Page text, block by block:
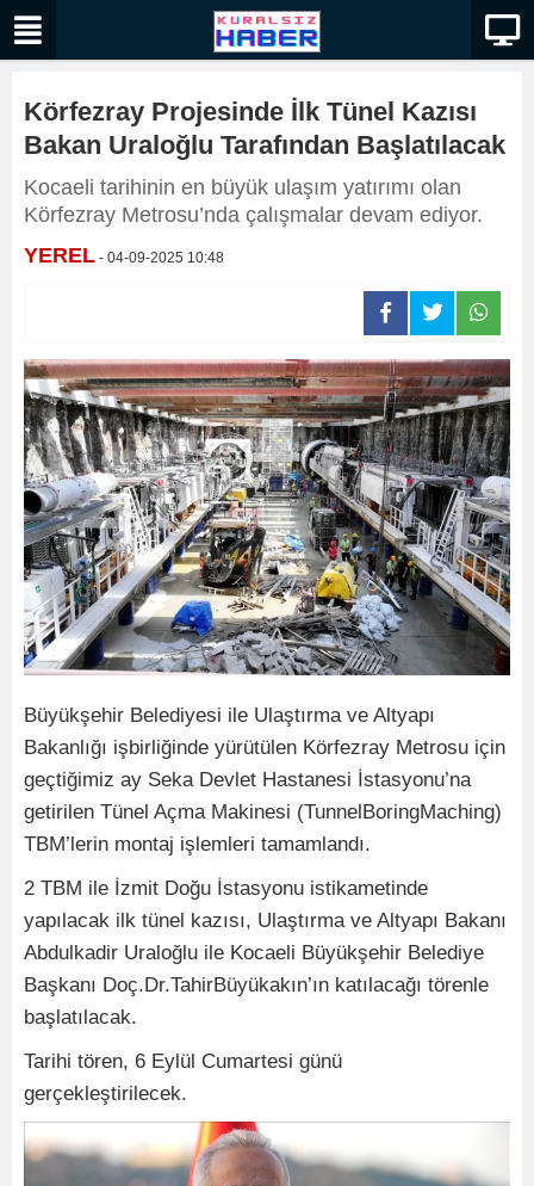
Körfezray Projesinde İlk Tünel Kazısı
Bakan Uraloğlu Tarafından Başlatılacak
Kocaeli tarihinin en büyük ulaşım yatırımı olan
Körfezray Metrosu’nda çalışmalar devam ediyor.
YEREL - 04-09-2025 10:48
Büyükşehir Belediyesi ile Ulaştırma ve Altyapı
Bakanlığı işbirliğinde yürütülen Körfezray Metrosu için
geçtiğimiz ay Seka Devlet Hastanesi İstasyonu’na
getirilen Tünel Açma Makinesi (TunnelBoringMaching)
TBM’lerin montaj işlemleri tamamlandı.
2 TBM ile İzmit Doğu İstasyonu istikametinde
yapılacak ilk tünel kazısı, Ulaştırma ve Altyapı Bakanı
Abdulkadir Uraloğlu ile Kocaeli Büyükşehir Belediye
Başkanı Doç.Dr.TahirBüyükakın’ın katılacağı törenle
başlatılacak.
Tarihi tören, 6 Eylül Cumartesi günü
gerçekleştirilecek.